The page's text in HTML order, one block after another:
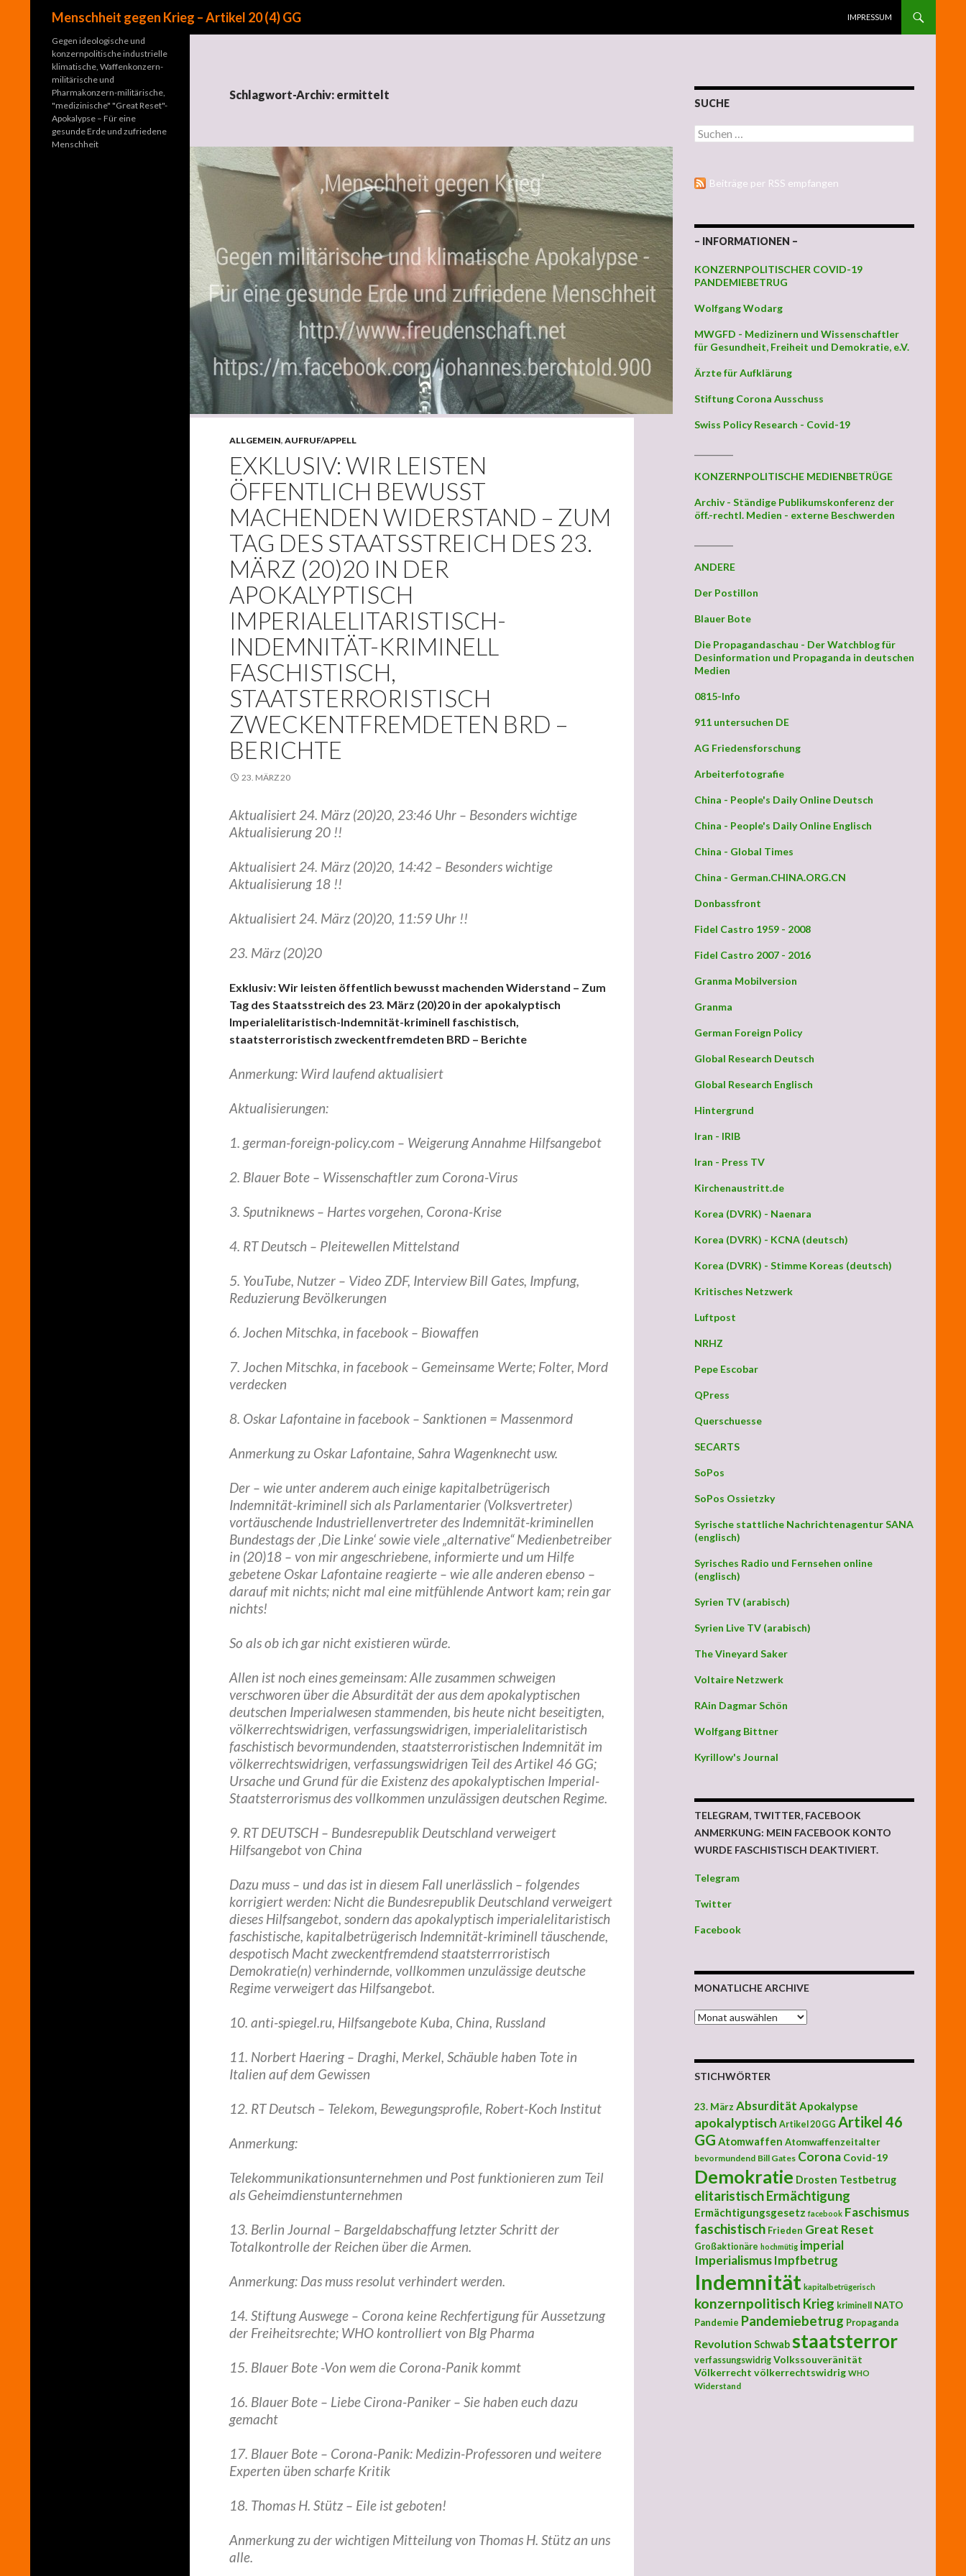
Menschheit gegen Krieg – Artikel 20 (4) GG
IMPRESSUM
Schlagwort-Archiv: ermittelt
ALLGEMEIN, AUFRUF/APPELL
EXKLUSIV: WIR LEISTEN
ÖFFENTLICH BEWUSST
MACHENDEN WIDERSTAND – ZUM
TAG DES STAATSSTREICH DES 23.
MÄRZ (20)20 IN DER
APOKALYPTISCH
IMPERIALELITARISTISCH-
INDEMNITÄT-KRIMINELL
FASCHISTISCH,
STAATSTERRORISTISCH
ZWECKENTFREMDETEN BRD –
BERICHTE
23. MÄRZ 20
Aktualisiert 24. März (20)20, 23:46 Uhr – Besonders wichtige
Aktualisierung 20 !!
Aktualisiert 24. März (20)20, 14:42 – Besonders wichtige
Aktualisierung 18 !!
Aktualisiert 24. März (20)20, 11:59 Uhr !!
23. März (20)20
Exklusiv: Wir leisten öffentlich bewusst machenden Widerstand – Zum
Tag des Staatsstreich des 23. März (20)20 in der apokalyptisch
Imperialelitaristisch-Indemnität-kriminell faschistisch,
staatsterroristisch zweckentfremdeten BRD – Berichte
Anmerkung: Wird laufend aktualisiert
Aktualisierungen:
1. german-foreign-policy.com – Weigerung Annahme Hilfsangebot
2. Blauer Bote – Wissenschaftler zum Corona-Virus
3. Sputniknews – Hartes vorgehen, Corona-Krise
4. RT Deutsch – Pleitewellen Mittelstand
5. YouTube, Nutzer – Video ZDF, Interview Bill Gates, Impfung,
Reduzierung Bevölkerungen
6. Jochen Mitschka, in facebook – Biowaffen
7. Jochen Mitschka, in facebook – Gemeinsame Werte; Folter, Mord
verdecken
8. Oskar Lafontaine in facebook – Sanktionen = Massenmord
Anmerkung zu Oskar Lafontaine, Sahra Wagenknecht usw.
Der – wie unter anderem auch einige kapitalbetrügerisch
Indemnität-kriminell sich als Parlamentarier (Volksvertreter)
vortäuschende Industriellenvertreter des Indemnität-kriminellen
Bundestags der ‚Die Linke‘ sowie viele „alternative“ Medienbetreiber
in (20)18 – von mir angeschriebene, informierte und um Hilfe
gebetene Oskar Lafontaine reagierte – wie alle anderen ebenso –
darauf mit nichts; nicht mal eine mitfühlende Antwort kam; rein gar
nichts!
So als ob ich gar nicht existieren würde.
Allen ist noch eines gemeinsam: Alle zusammen schweigen
verschworen über die Absurdität der aus dem apokalyptischen
deutschen Imperialwesen stammenden, bis heute nicht beseitigten,
völkerrechtswidrigen, verfassungswidrigen, imperialelitaristisch
faschistisch bevormundenden, staatsterroristischen Indemnität im
völkerrechtswidrigen, verfassungswidrigen Teil des Artikel 46 GG;
Ursache und Grund für die Existenz des apokalyptischen Imperial-
Staatsterrorismus des vollkommen unzulässigen deutschen Regime.
9. RT DEUTSCH – Bundesrepublik Deutschland verweigert
Hilfsangebot von China
Dazu muss – und das ist in diesem Fall unerlässlich – folgendes
korrigiert werden: Nicht die Bundesrepublik Deutschland verweigert
dieses Hilfsangebot, sondern das apokalyptisch imperialelitaristisch
faschistische, kapitalbetrügerisch Indemnität-kriminell täuschende,
despotisch Macht zweckentfremdend staatsterrroristisch
Demokratie(n) verhindernde, vollkommen unzulässige deutsche
Regime verweigert das Hilfsangebot.
10. anti-spiegel.ru, Hilfsangebote Kuba, China, Russland
11. Norbert Haering – Draghi, Merkel, Schäuble haben Tote in
Italien auf dem Gewissen
12. RT Deutsch – Telekom, Bewegungsprofile, Robert-Koch Institut
Anmerkung:
Telekommunikationsunternehmen und Post funktionieren zum Teil
als Geheimdienstunternehmen
13. Berlin Journal – Bargeldabschaffung letzter Schritt der
Totalkontrolle der Reichen über die Armen.
Anmerkung: Das muss resolut verhindert werden.
14. Stiftung Auswege – Corona keine Rechfertigung für Aussetzung
der Freiheitsrechte; WHO kontrolliert von BIg Pharma
15. Blauer Bote -Von wem die Corona-Panik kommt
16. Blauer Bote – Liebe Cirona-Paniker – Sie haben euch dazu
gemacht
17. Blauer Bote – Corona-Panik: Medizin-Professoren und weitere
Experten üben scharfe Kritik
18. Thomas H. Stütz – Eile ist geboten!
Anmerkung zu der wichtigen Mitteilung von Thomas H. Stütz an uns
alle.
SUCHE
Suchen nach:
Beiträge per RSS empfangen
– INFORMATIONEN –
KONZERNPOLITISCHER COVID-19
PANDEMIEBETRUG
Wolfgang Wodarg
MWGFD - Medizinern und Wissenschaftler
für Gesundheit, Freiheit und Demokratie, e.V.
Ärzte für Aufklärung
Stiftung Corona Ausschuss
Swiss Policy Research - Covid-19
KONZERNPOLITISCHE MEDIENBETRÜGE
Archiv - Ständige Publikumskonferenz der
öff.-rechtl. Medien - externe Beschwerden
ANDERE
Der Postillon
Blauer Bote
Die Propagandaschau - Der Watchblog für
Desinformation und Propaganda in deutschen
Medien
0815-Info
911 untersuchen DE
AG Friedensforschung
Arbeiterfotografie
China - People's Daily Online Deutsch
China - People's Daily Online Englisch
China - Global Times
China - German.CHINA.ORG.CN
Donbassfront
Fidel Castro 1959 - 2008
Fidel Castro 2007 - 2016
Granma Mobilversion
Granma
German Foreign Policy
Global Research Deutsch
Global Research Englisch
Hintergrund
Iran - IRIB
Iran - Press TV
Kirchenaustritt.de
Korea (DVRK) - Naenara
Korea (DVRK) - KCNA (deutsch)
Korea (DVRK) - Stimme Koreas (deutsch)
Kritisches Netzwerk
Luftpost
NRHZ
Pepe Escobar
QPress
Querschuesse
SECARTS
SoPos
SoPos Ossietzky
Syrische stattliche Nachrichtenagentur SANA
(englisch)
Syrisches Radio und Fernsehen online
(englisch)
Syrien TV (arabisch)
Syrien Live TV (arabisch)
The Vineyard Saker
Voltaire Netzwerk
RAin Dagmar Schön
Wolfgang Bittner
Kyrillow's Journal
TELEGRAM, TWITTER, FACEBOOK
ANMERKUNG: MEIN FACEBOOK KONTO
WURDE FASCHISTISCH DEAKTIVIERT.
Telegram
Twitter
Facebook
MONATLICHE ARCHIVE
MONATLICHE ARCHIVE
STICHWÖRTER
23. März Absurdität Apokalypse
apokalyptisch Artikel 20 GG Artikel 46
GG Atomwaffen Atomwaffenzeitalter
bevormundend Bill Gates Corona Covid-19
Demokratie Drosten Testbetrug
elitaristischErmächtigung
Ermächtigungsgesetz facebook Faschismus
faschistisch Frieden Great Reset
Großaktionäre hochmütig imperial
Imperialismus Impfbetrug
Indemnität kapitalbetrügerisch
konzernpolitisch Krieg kriminell
NATO
Pandemie Pandemiebetrug Propaganda
Revolution Schwabstaatsterror
verfassungswidrig Volkssouveränität
Völkerrecht völkerrechtswidrig WHO
Widerstand
Gegen ideologische und
konzernpolitische industrielle
klimatische, Waffenkonzern-
militärische und
Pharmakonzern-militärische,
"medizinische" "Great Reset"-
Apokalypse – Für eine
gesunde Erde und zufriedene
Menschheit